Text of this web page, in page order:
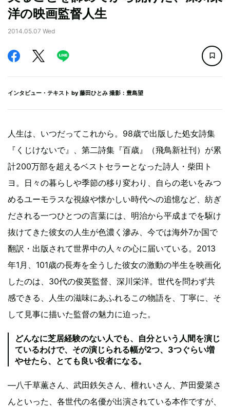
洋の映画監督人生
2014.05.07 Wed
インタビュー・テキスト by 藤田ひとみ 撮影：豊島望
人生は、いつだってこれから。98歳で出版した処女詩集
『くじけないで』、第二詩集『百歳』（飛鳥新社刊）が累
計200万部を超えるベストセラーとなった詩人・柴田ト
ヨ。日々の暮らしや季節の移り変わり、自らの老いをみつ
めるユーモラスな視線や懐かしい時代への追憶など、紡ぎ
だされる一つひとつの言葉には、明治から平成までを駆け
抜けてきた彼女の人生が色濃く滲み、今では海外7か国で
翻訳・出版されて世界中の人々の心に届いている。2013
年1月、101歳の長寿を全うした彼女の激動の半生を映画化
したのは、30代の俊英監督、深川栄洋。世代を問わず共
感できる、人生の滋味にあふれるこの物語を、丁寧に、そ
して見事に描いた監督の魅力に迫った。
どんなに芝居経験のない人でも、自分という人間を演じ
ているわけで、その演じられる幅が2つ、3つぐらい増
やせたら、とても良い役者になる。
―八千草薫さん、武田鉄矢さん、檀れいさん、芦田愛菜さ
んといった、各世代の名優が出演されている本作ですが、